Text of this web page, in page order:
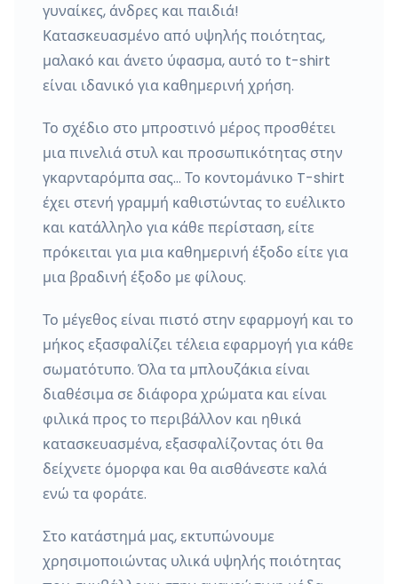
γυναίκες, άνδρες και παιδιά!
Κατασκευασμένο από υψηλής ποιότητας,
μαλακό και άνετο ύφασμα, αυτό το t-shirt
είναι ιδανικό για καθημερινή χρήση.
Το σχέδιο στο μπροστινό μέρος προσθέτει
μια πινελιά στυλ και προσωπικότητας στην
γκαρνταρόμπα σας… Το κοντομάνικο T-shirt
έχει στενή γραμμή καθιστώντας το ευέλικτο
και κατάλληλο για κάθε περίσταση, είτε
πρόκειται για μια καθημερινή έξοδο είτε για
μια βραδινή έξοδο με φίλους.
Το μέγεθος είναι πιστό στην εφαρμογή και το
μήκος εξασφαλίζει τέλεια εφαρμογή για κάθε
σωματότυπο. Όλα τα μπλουζάκια είναι
διαθέσιμα σε διάφορα χρώματα και είναι
φιλικά προς το περιβάλλον και ηθικά
κατασκευασμένα, εξασφαλίζοντας ότι θα
δείχνετε όμορφα και θα αισθάνεστε καλά
ενώ τα φοράτε.
Στο κατάστημά μας, εκτυπώνουμε
χρησιμοποιώντας υλικά υψηλής ποιότητας